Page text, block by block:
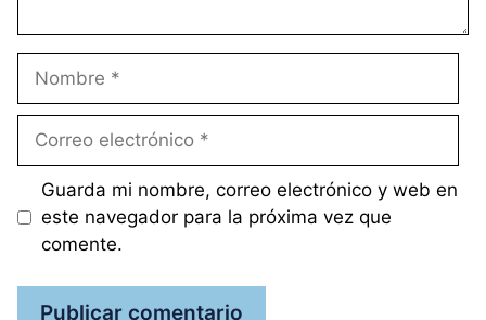
Nombre
Correo
Guarda mi nombre, correo electrónico y web en
este navegador para la próxima vez que
comente.